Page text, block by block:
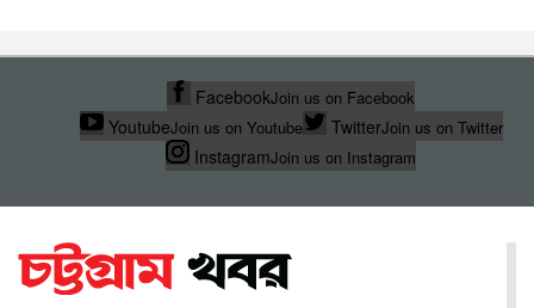
FacebookJoin us on Facebook
YoutubeJoin us on Youtube TwitterJoin us on Twitter
InstagramJoin us on Instagram